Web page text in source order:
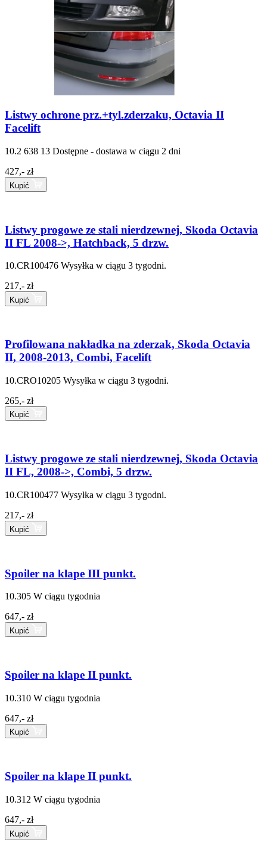
Listwy ochrone prz.+tyl.zderzaku, Octavia II
Facelift
10.2 638 13 Dostępne - dostawa w ciągu 2 dni
427,- zł
Kupić
Listwy progowe ze stali nierdzewnej, Skoda Octavia
II FL 2008->, Hatchback, 5 drzw.
10.CR100476 Wysyłka w ciągu 3 tygodni.
217,- zł
Kupić
Profilowana nakładka na zderzak, Skoda Octavia
II, 2008-2013, Combi, Facelift
10.CRO10205 Wysyłka w ciągu 3 tygodni.
265,- zł
Kupić
Listwy progowe ze stali nierdzewnej, Skoda Octavia
II FL, 2008->, Combi, 5 drzw.
10.CR100477 Wysyłka w ciągu 3 tygodni.
217,- zł
Kupić
Spoiler na klape III punkt.
10.305 W ciągu tygodnia
647,- zł
Kupić
Spoiler na klape II punkt.
10.310 W ciągu tygodnia
647,- zł
Kupić
Spoiler na klape II punkt.
10.312 W ciągu tygodnia
647,- zł
Kupić